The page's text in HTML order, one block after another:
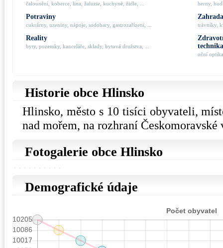
čalounění, koberce, lina, žaluzie, kuchyně, židle, ...
Potraviny
cukrárny, uzeniny, nápoje, sodobary, gastrozařízení, ...
Reality
byty, pozemky, kanceláře, sklady, bytová družstva, ...
herny,
trávníky,
technika
oční
Historie obce Hlinsko
Hlinsko, město s 10 tisíci obyvateli,
nad mořem, na rozhraní
Fotogalerie obce Hlinsko
Demografické údaje